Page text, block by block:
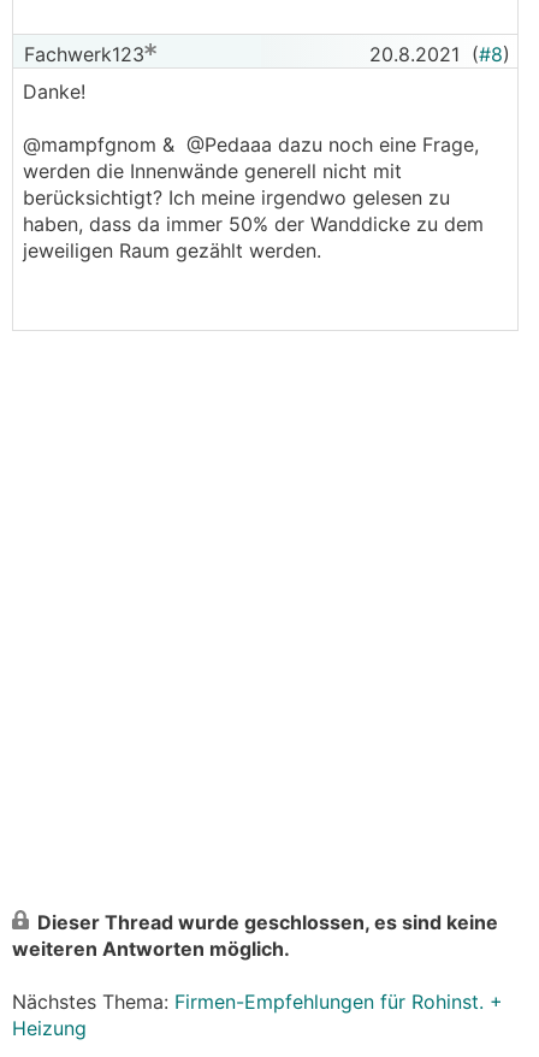
Fachwerk123 20.8.2021 (#8)
Danke!
@mampfgnom & @Pedaaa dazu noch eine Frage,
werden die Innenwände generell nicht mit
berücksichtigt? Ich meine irgendwo gelesen zu
haben, dass da immer 50% der Wanddicke zu dem
jeweiligen Raum gezählt werden.
Dieser Thread wurde geschlossen, es sind keine
weiteren Antworten möglich.
Nächstes Thema: Firmen-Empfehlungen für Rohinst. +
Heizung